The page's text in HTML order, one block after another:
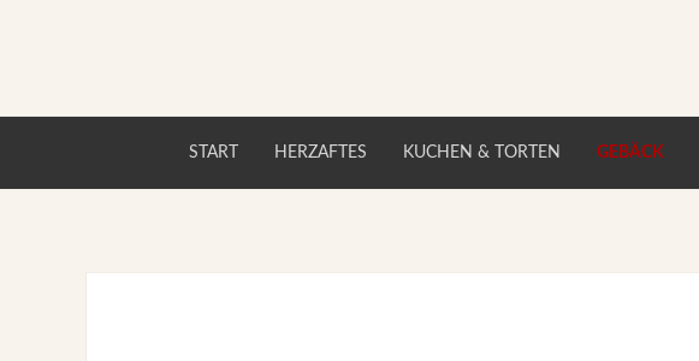
START HERZAFTES KUCHEN & TORTEN GEBÄCK